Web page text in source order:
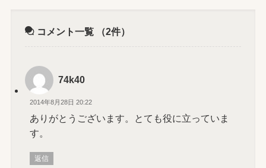
コメント一覧 （2件）
74k40
2014年8月28日 20:22
ありがとうございます。とても役に立っていま
す。
返信